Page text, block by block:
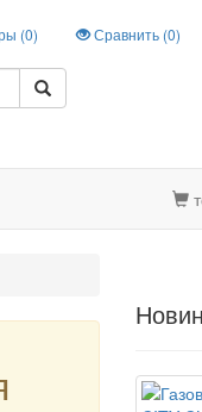
(0) Сравнить (0)